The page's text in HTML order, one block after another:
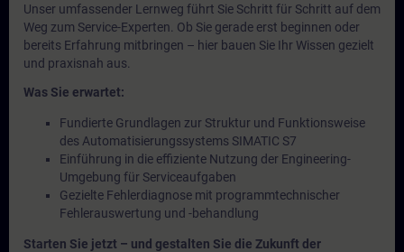
Unser umfassender Lernweg führt Sie Schritt für Schritt auf dem
Weg zum Service-Experten. Ob Sie gerade erst beginnen oder
bereits Erfahrung mitbringen – hier bauen Sie Ihr Wissen gezielt
und praxisnah aus.
Was Sie erwartet:
Fundierte Grundlagen zur Struktur und Funktionsweise
des Automatisierungssystems SIMATIC S7
Einführung in die effiziente Nutzung der Engineering-
Umgebung für Serviceaufgaben
Gezielte Fehlerdiagnose mit programmtechnischer
Fehlerauswertung und -behandlung
Starten Sie jetzt – und gestalten Sie die Zukunft der